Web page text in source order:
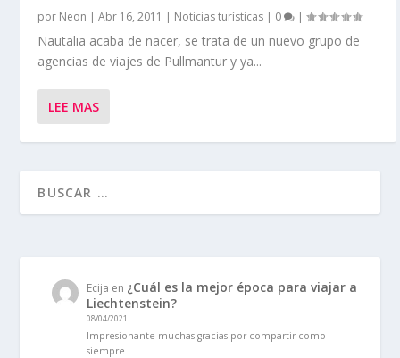
por Neon |Abr 16, 2011 | Noticias turísticas | 0 |
Nautalia acaba de nacer, se trata de un nuevo grupo de
agencias de viajes de Pullmantur y ya...
LEE MAS
Ecija en ¿Cuál es la mejor época para viajar a
Liechtenstein?
08/04/2021
Impresionante muchas gracias por compartir como
siempre